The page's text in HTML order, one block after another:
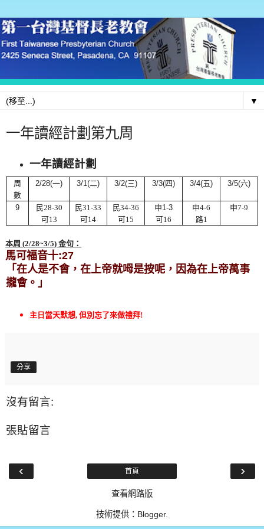
▼
一年讀經計劃第九周
一年讀經計劃
周
數
2/28(一) 3/1(二) 3/2(三) 3/3(四) 3/4(五) 3/5(六)
9
民28-30
可13
民31-33
可14
民34-36
可15
申1-3
可16
申4-6
路1
申7-9
本周 (2/28~3/5) 金句：
馬可福音十:27
「 在人是不會，在上帝就呣是按呢，因為在上帝萬事
攏會。」
主日當天默想, 但別忘了來做禮拜!
分享
沒有留言:
張貼留言
‹ ›
首頁
查看網路版
技術提供： Blogger.